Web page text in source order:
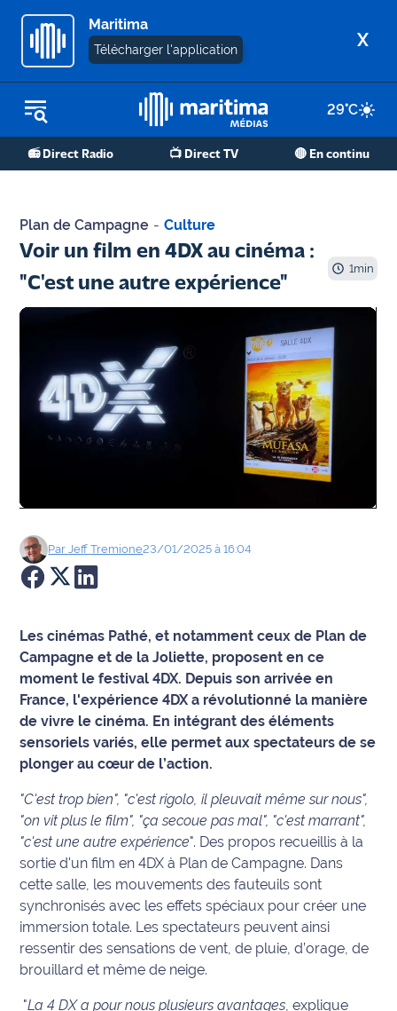
Maritima
Télécharger l'application X
29°C
📻 Direct Radio 📺 Direct TV 🔴 En continu
REPLAY RADIO
REPLAY TV
Martigues
de Berre
OM
Sports
Société
Économie
Éducation
Emploi
Info
route
Justice
Loisirs
Météo
Plan de Campagne - Culture
Voir un film en 4DX au cinéma :
"C'est une autre expérience"
1min
ParJeff Tremione23/01/2025 à 16:04
Les cinémas Pathé, et notamment ceux de Plan de
Campagne et de la Joliette, proposent en ce
moment le festival 4DX. Depuis son arrivée en
France, l'expérience 4DX a révolutionné la manière
de vivre le cinéma. En intégrant des éléments
sensoriels variés, elle permet aux spectateurs de se
plonger au cœur de l’action.
"C'est trop bien", "c'est rigolo, il pleuvait même sur nous",
"on vit plus le film", "ça secoue pas mal", "c'est marrant",
"c'est une autre expérience". Des propos recueillis à la
sortie d'un film en 4DX à Plan de Campagne. Dans
cette salle, les mouvements des fauteuils sont
synchronisés avec les effets spéciaux pour créer une
immersion totale. Les spectateurs peuvent ainsi
ressentir des sensations de vent, de pluie, d’orage, de
brouillard et même de neige.
"La 4 DX a pour nous plusieurs avantages , explique